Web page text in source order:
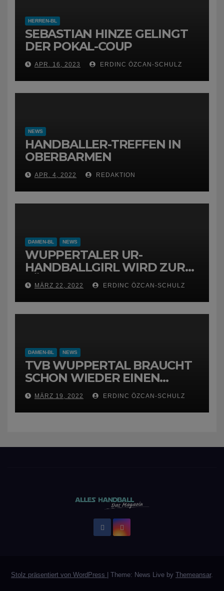
HERREN-BL
SEBASTIAN HINZE GELINGT
DER POKAL-COUP
APR. 16, 2023 ERDINC ÖZCAN-SCHULZ
NEWS
HANDBALLER-TREFFEN IN
OBERBARMEN
APR. 4, 2022 REDAKTION
DAMEN-BL NEWS
WUPPERTALER UR-
HANDBALLGIRL WIRD ZUR
FÜCHSIN
MÄRZ 22, 2022 ERDINC ÖZCAN-SCHULZ
DAMEN-BL NEWS
TVB WUPPERTAL BRAUCHT
SCHON WIEDER EINEN
NEUEN TRAINER
MÄRZ 19, 2022 ERDINC ÖZCAN-SCHULZ
Stolz präsentiert von WordPress Theme: News Live by Themeansar.